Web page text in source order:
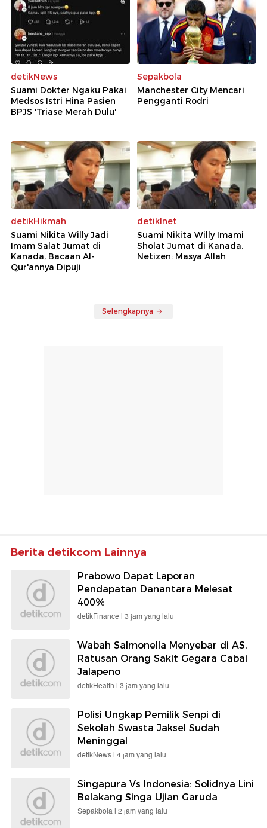
detikNews
Suami Dokter Ngaku Pakai
Medsos Istri Hina Pasien
BPJS 'Triase Merah Dulu'
Sepakbola
Manchester City Mencari
Pengganti Rodri
detikHikmah
Suami Nikita Willy Jadi
Imam Salat Jumat di
Kanada, Bacaan Al-
Qur'annya Dipuji
detikInet
Suami Nikita Willy Imami
Sholat Jumat di Kanada,
Netizen: Masya Allah
Selengkapnya
Berita detikcom Lainnya
Prabowo Dapat Laporan
Pendapatan Danantara Melesat
400%
detikFinance | 3 jam yang lalu
Wabah Salmonella Menyebar di AS,
Ratusan Orang Sakit Gegara Cabai
Jalapeno
detikHealth | 3 jam yang lalu
Polisi Ungkap Pemilik Senpi di
Sekolah Swasta Jaksel Sudah
Meninggal
detikNews | 4 jam yang lalu
Singapura Vs Indonesia: Solidnya Lini
Belakang Singa Ujian Garuda
Sepakbola | 2 jam yang lalu